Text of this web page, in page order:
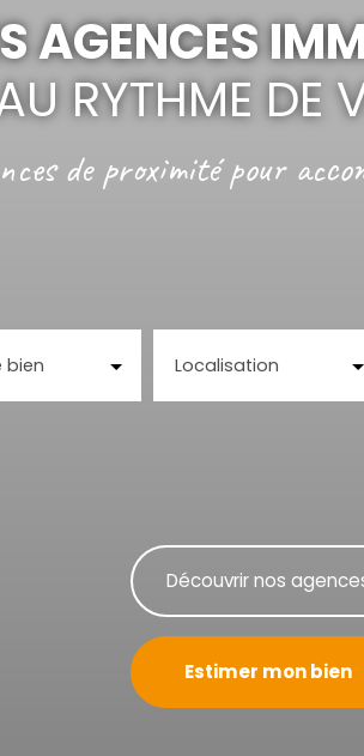
AGENCES
RYTHME DE
de proximitépour
bien Localisation
Découvrir nos
Estimer mon bien